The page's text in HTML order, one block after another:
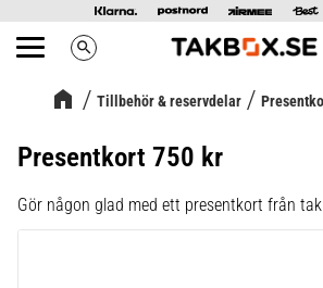
Meny search
Tillbehör & reservdelar
Presentkort 750 kr
Gör någon glad med ett presentkort från